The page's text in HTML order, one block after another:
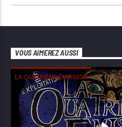
VOUS AIMEREZ AUSSI
LA QUATRIÈME ÉMISSION